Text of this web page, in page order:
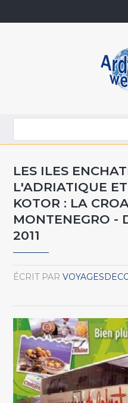
LES ILES
L'ADRIATIQUE
KOTOR : LA
MONTENEGRO -
2011
ÉCRIT PAR